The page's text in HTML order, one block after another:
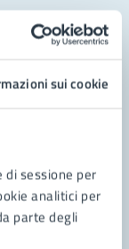
sui cookie
di sessione per
analitici per
parte degli